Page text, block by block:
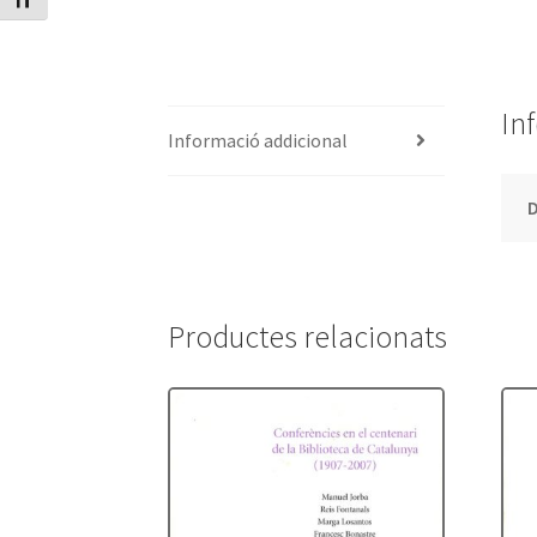
Informació addicional
Productes relacionats